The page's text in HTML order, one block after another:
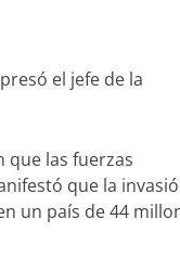
el jefe de la
que las fuerzas
que la
un país de 44